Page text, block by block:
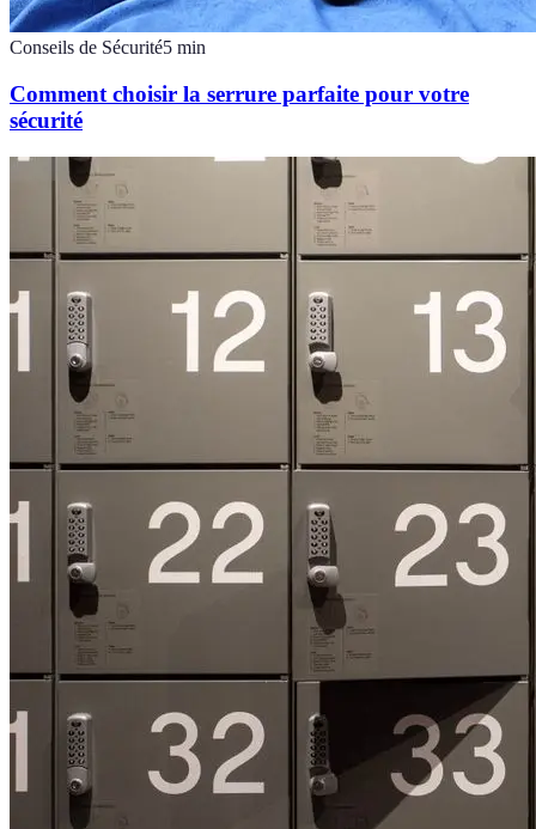
Conseils de Sécurité5 min
Comment choisir la serrure parfaite pour votre
sécurité